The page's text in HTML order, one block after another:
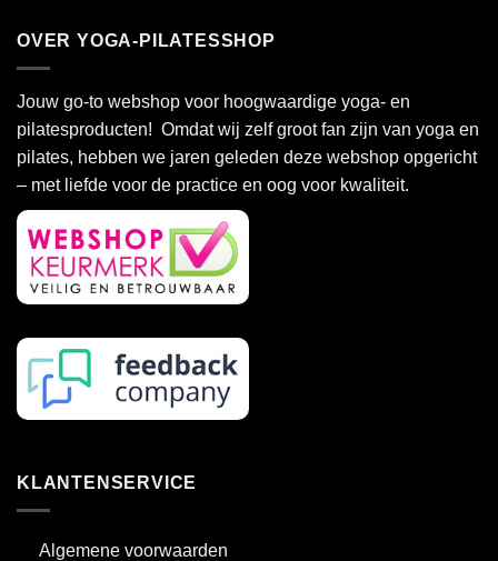
OVER YOGA-PILATESSHOP
Jouw go-to webshop voor hoogwaardige yoga- en
pilatesproducten! Omdat wij zelf groot fan zijn van yoga en
pilates, hebben we jaren geleden deze webshop opgericht
– met liefde voor de practice en oog voor kwaliteit.
KLANTENSERVICE
Algemene voorwaarden